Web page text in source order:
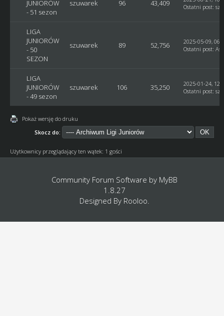
JUNIORÓW
- 51 sezon
szuwarek 96 43,409
Ostatni post:
LIGA
JUNIORÓW
- 50
SEZON
szuwarek 89 52,756
2025-05-09,
Ostatni post:
LIGA
JUNIORÓW
- 49 sezon
szuwarek 106 35,250
2025-01-24,
Ostatni post:
Pokaż wersję do druku
Skocz do:
Użytkownicy przeglądający ten wątek: 1 gości
Community Forum Software by MyBB
1.8.27
Designed By Rooloo